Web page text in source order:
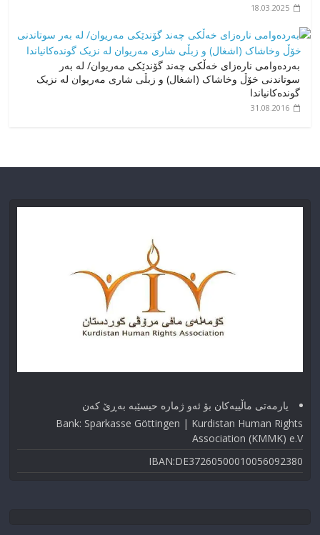
18.03.2025
به‌رده‌وامی ناره‌زای خه‌ڵكی چه‌ند گۆندێكی مه‌ریوان/ له‌ به‌ر
سوتاندنی خۆڵ وخاشاک (اشغال) و زبڵی شاری مەریوان لە نزیک
گوندەکانیاندا
31.08.2016
یارمەتی ماڵییەکان بۆ ئەو ژماره حیسێبە بەڕێ کەن
Bank: Sparkasse Göttingen | Kurdistan Human Rights
Association (KMMK) e.V
IBAN:DE37260500010056092380